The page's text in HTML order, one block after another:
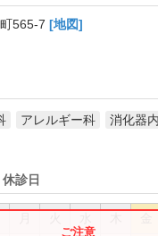
565-7 [地図]
アレルギー科 消化器
診日